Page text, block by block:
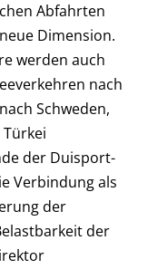
Abfahrten
Dimension.
werden auch
nach
Schweden,
der Duisport-
Verbindung als
der
der